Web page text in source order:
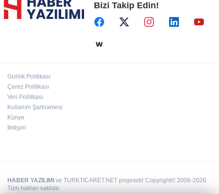
Başkent'in göletlerinde temizlik ve bakım
sürüyor
Bizi Takip Edin!
Gizlilik Politikası
Çerez Politikası
Veri Politikası
Kullanım Şartnamesi
Künye
İletişim
HABER YAZILIMI ve TURKTICARET.NET projesidir Copyright© 2006-2026
Tüm hakları saklıdır.